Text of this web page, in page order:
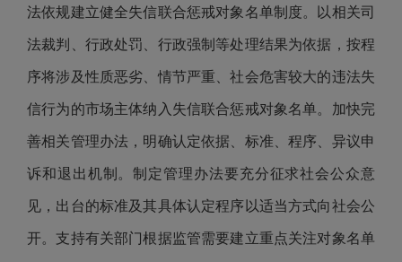
法依规建立健全失信联合惩戒对象名单制度。以相关司
法裁判、行政处罚、行政强制等处理结果为依据，按程
序将涉及性质恶劣、情节严重、社会危害较大的违法失
信行为的市场主体纳入失信联合惩戒对象名单。加快完
善相关管理办法，明确认定依据、标准、程序、异议申
诉和退出机制。制定管理办法要充分征求社会公众意
见，出台的标准及其具体认定程序以适当方式向社会公
开。支持有关部门根据监管需要建立重点关注对象名单